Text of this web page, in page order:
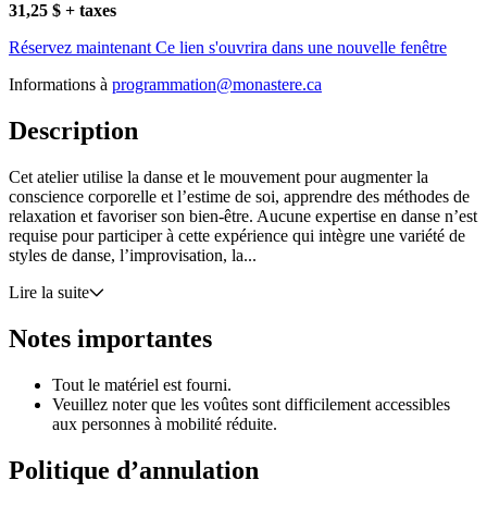
31,25 $ + taxes
Réservez maintenant Ce lien s'ouvrira dans une nouvelle fenêtre
Informations à programmation@monastere.ca
Description
Cet atelier utilise la danse et le mouvement pour augmenter la
conscience corporelle et l’estime de soi, apprendre des méthodes de
relaxation et favoriser son bien-être. Aucune expertise en danse n’est
requise pour participer à cette expérience qui intègre une variété de
styles de danse, l’improvisation, la...
Lire la suite
Notes importantes
Tout le matériel est fourni.
Veuillez noter que les voûtes sont difficilement accessibles
aux personnes à mobilité réduite.
Politique d’annulation